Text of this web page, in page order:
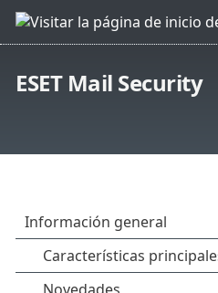
ESET Mail Security